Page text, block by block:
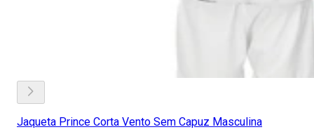
Jaqueta Prince Corta Vento Sem Capuz Masculina